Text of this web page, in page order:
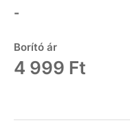
-
Borító ár
4 999 Ft